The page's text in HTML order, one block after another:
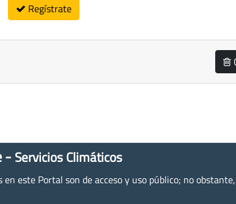
Regístrate
- Servicios Climáticos
este Portal son de acceso y uso público; no